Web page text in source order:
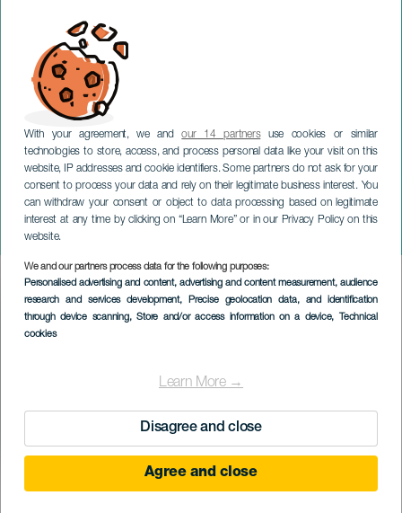
With your agreement, we andour 14 partnersuse cookies or similar
technologies to store, access, and process personal data like your visit on this
website, IP addresses and cookie identifiers. Some partners do not ask for your
consent to process your data and rely on their legitimate business interest. You
can withdraw your consent or object to data processing based on legitimate
interest at any time by clicking on “Learn More” or in our Privacy Policy on this
website.
We and our partners process data for the following purposes:
Personalised advertising and content, advertising and content measurement, audience
research and services development, Precise geolocation data, and identification
through device scanning, Store and/or access information on a device, Technical
cookies
Learn More →
Disagree and close
Agree and close
O Parque Encantado
LANZAROTE
Imagen
Listado